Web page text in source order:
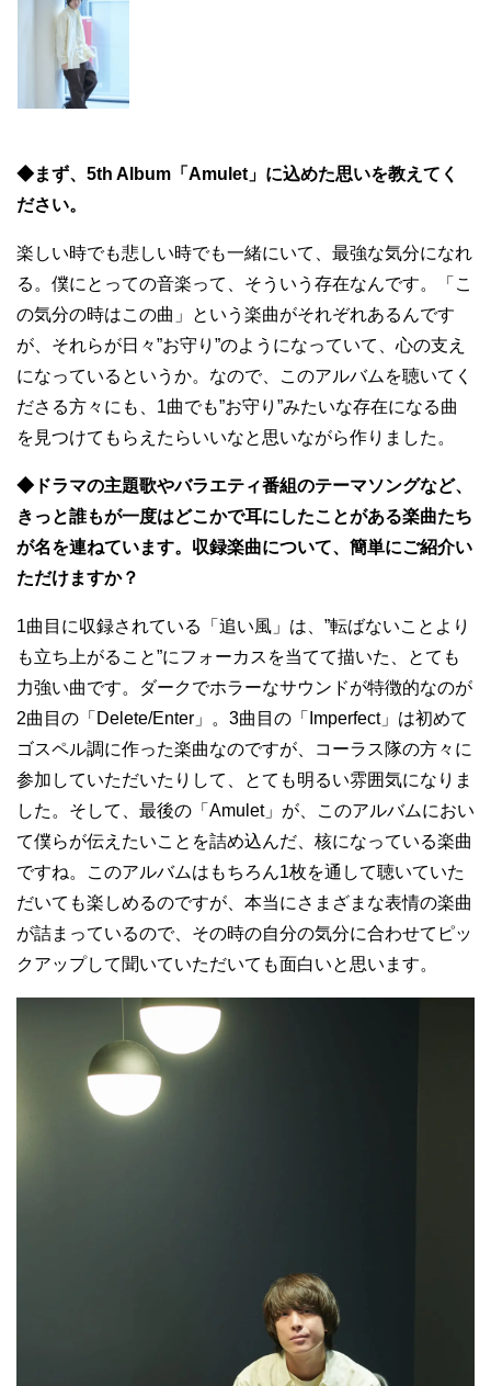
◆まず、5th Album「Amulet」に込めた思いを教えてく
ださい。
楽しい時でも悲しい時でも一緒にいて、最強な気分になれ
る。僕にとっての音楽って、そういう存在なんです。「こ
の気分の時はこの曲」という楽曲がそれぞれあるんです
が、それらが日々”お守り”のようになっていて、心の支え
になっているというか。なので、このアルバムを聴いてく
ださる方々にも、1曲でも”お守り”みたいな存在になる曲
を見つけてもらえたらいいなと思いながら作りました。
◆ドラマの主題歌やバラエティ番組のテーマソングなど、
きっと誰もが一度はどこかで耳にしたことがある楽曲たち
が名を連ねています。収録楽曲について、簡単にご紹介い
ただけますか？
1曲目に収録されている「追い風」は、”転ばないことより
も立ち上がること”にフォーカスを当てて描いた、とても
力強い曲です。ダークでホラーなサウンドが特徴的なのが
2曲目の「Delete/Enter」。3曲目の「Imperfect」は初めて
ゴスペル調に作った楽曲なのですが、コーラス隊の方々に
参加していただいたりして、とても明るい雰囲気になりま
した。そして、最後の「Amulet」が、このアルバムにおい
て僕らが伝えたいことを詰め込んだ、核になっている楽曲
ですね。このアルバムはもちろん1枚を通して聴いていた
だいても楽しめるのですが、本当にさまざまな表情の楽曲
が詰まっているので、その時の自分の気分に合わせてピッ
クアップして聞いていただいても面白いと思います。